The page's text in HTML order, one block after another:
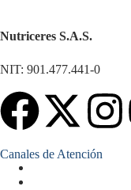
Nutriceres S.A.S.
NIT: 901.477.441-0
Canales de Atención